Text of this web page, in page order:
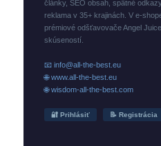
články, SEO obsah, spätné
reklama v 35+ krajinách. V e-
prémiové odšťavovače Angel
skúseností.
📧 info@all-the-best.eu
🌐 www.all-the-best.eu
🌐 wisdom-all-the-best.com
🔐 Prihlásiť 📝 Registrácia